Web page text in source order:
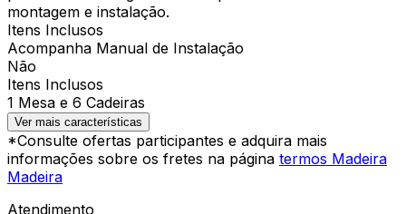
montagem e instalação.
Itens Inclusos
Acompanha Manual de Instalação
Não
Itens Inclusos
1 Mesa e 6 Cadeiras
Ver mais características
*Consulte ofertas participantes e adquira mais
informações sobre os fretes na página termos Madeira
Madeira
Atendimento